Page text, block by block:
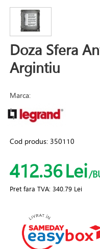
Doza Sfera
Argintiu
Marca:
Cod produs:350110
412.36Lei
/
Pret fara TVA:340.79 Lei